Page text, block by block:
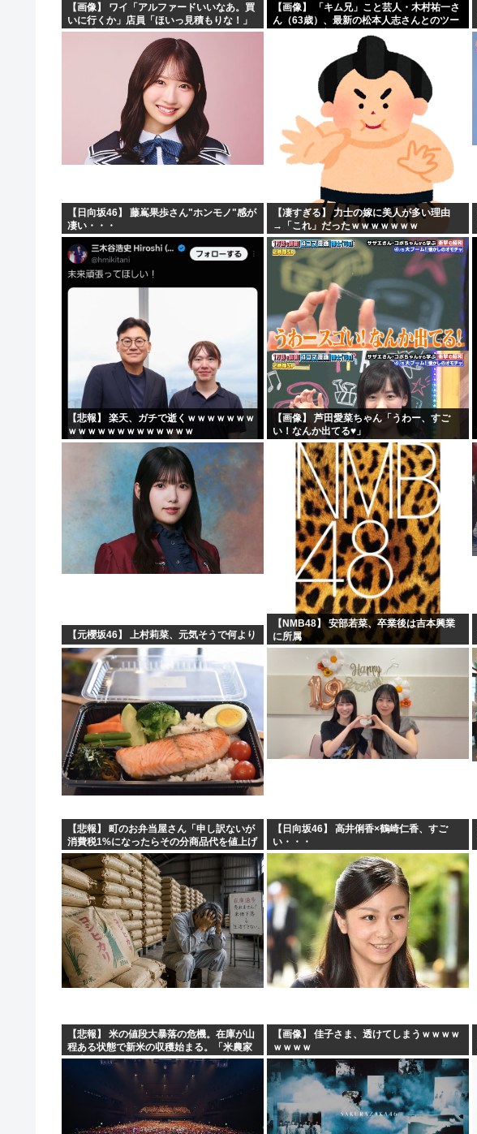
【画像】 ワイ「アルファードいいなあ。買
いに行くか」店員「ほいっ見積もりな！」
ワイ「金額おかしくね？」←お前らもそう
思うよな？？？？？
【画像】 「キム兄」こと芸人・木村祐一さ
ん（63歳）、最新の松本人志さんとのツー
ショットが完全に別人だとネット騒然！
「マジで誰かわからん」...
【日向坂46】 藤嶌果歩さん"ホンモノ"感が
凄い・・・
【凄すぎる】 力士の嫁に美人が多い理由
→「これ」だったｗｗｗｗｗｗｗ
【悲報】 楽天、ガチで逝くｗｗｗｗｗｗｗ
ｗｗｗｗｗｗｗｗｗｗｗｗｗ
【画像】 芦田愛菜ちゃん「うわー、すご
い！なんか出てる♥」
【元櫻坂46】 上村莉菜、元気そうで何より
【NMB48】 安部若菜、卒業後は吉本興業
に所属
【悲報】 町のお弁当屋さん「申し訳ないが
消費税1%になったらその分商品代を値上げ
するわ」
【日向坂46】 高井俐香×鶴崎仁香、すご
い・・・
【悲報】 米の値段大暴落の危機。在庫が山
程ある状態で新米の収穫始まる。「米農家
が生活できない」
【画像】 佳子さま、透けてしまうｗｗｗｗ
ｗｗｗｗ